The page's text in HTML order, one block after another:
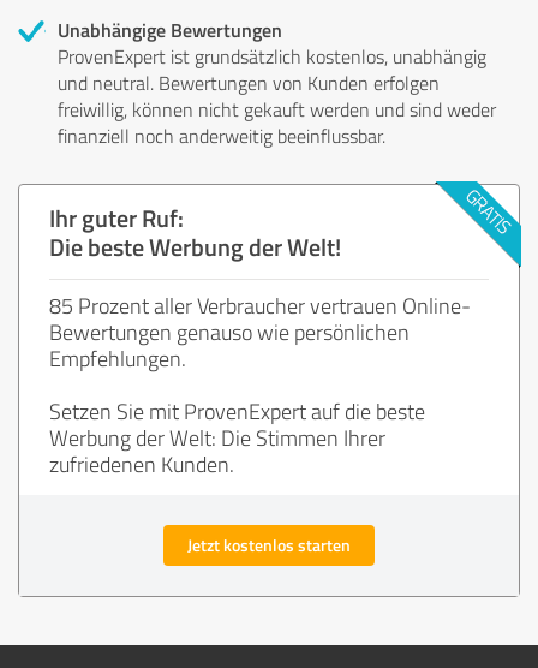
Unabhängige Bewertungen
ProvenExpert ist grundsätzlich kostenlos, unabhängig
und neutral. Bewertungen von Kunden erfolgen
freiwillig, können nicht gekauft werden und sind weder
finanziell noch anderweitig beeinflussbar.
Ihr guter Ruf:
Die beste Werbung der Welt!
85 Prozent aller Verbraucher vertrauen Online-
Bewertungen genauso wie persönlichen
Empfehlungen.
Setzen Sie mit ProvenExpert auf die beste
Werbung der Welt: Die Stimmen Ihrer
zufriedenen Kunden.
Jetzt kostenlos starten